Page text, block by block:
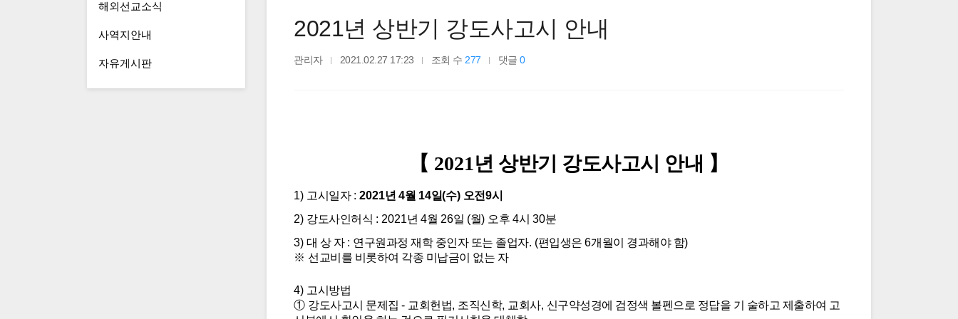
해외선교소식
사역지안내
자유게시판
2021년 상반기 강도사고시 안내
관리자 2021.02.27 17:23 조회 수277 댓글0
【 2021년 상반기 강도사고시 안내 】
1) 고시일자 : 2021년 4월 14일(수) 오전9시
2) 강도사인허식 : 2021년 4월 26일 (월) 오후 4시 30분
3) 대 상 자 : 연구원과정 재학 중인자 또는 졸업자. (편입생은 6개월이 경과해야 함)
※ 선교비를 비롯하여 각종 미납금이 없는 자
4) 고시방법
① 강도사고시 문제집 - 교회헌법, 조직신학, 교회사, 신구약성경에 검정색 볼펜으로 정답을 기 술하고 제출하여 고